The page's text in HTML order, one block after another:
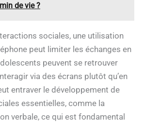
de vie ?
sociales, une utilisation
peut limiter les échanges en
peuvent se retrouver
via des écrans plutôt qu’en
entraver le développement de
essentielles, comme la
verbale, ce qui est fondamental